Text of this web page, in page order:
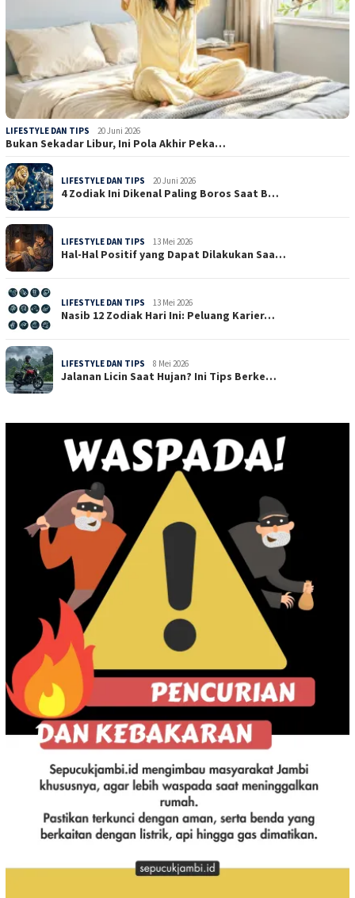
LIFESTYLE DAN TIPS 20 Juni 2026
Bukan Sekadar Libur, Ini Pola Akhir Peka…
LIFESTYLE DAN TIPS 20 Juni 2026
4 Zodiak Ini Dikenal Paling Boros Saat B…
LIFESTYLE DAN TIPS 13 Mei 2026
Hal-Hal Positif yang Dapat Dilakukan Saa…
LIFESTYLE DAN TIPS 13 Mei 2026
Nasib 12 Zodiak Hari Ini: Peluang Karier…
LIFESTYLE DAN TIPS 8 Mei 2026
Jalanan Licin Saat Hujan? Ini Tips Berke…